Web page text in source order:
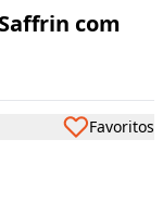
com
Favoritos